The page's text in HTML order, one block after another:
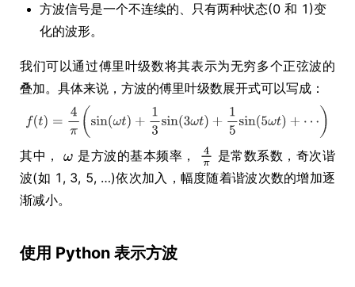
方波信号是一个不连续的、只有两种状态(0 和 1)变
化的波形。
我们可以通过傅里叶级数将其表示为无穷多个正弦波的
叠加。具体来说，方波的傅里叶级数展开式可以写成：
其中， 是方波的基本频率，
是常数系数，奇次谐
波(如 1, 3, 5, …)依次加入，幅度随着谐波次数的增加逐
渐减小。
使用 Python 表示方波